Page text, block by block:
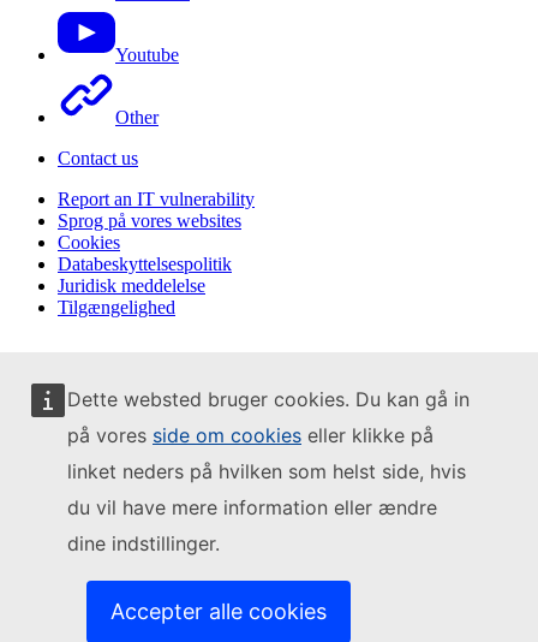
Dette websted bruger cookies. Du kan gå in
på vores side om cookies eller klikke på
linket neders på hvilken som helst side, hvis
du vil have mere information eller ændre
dine indstillinger.
Accepter alle cookies
Youtube
Other
Contact us
Report an IT vulnerability
Sprog på vores websites
Cookies
Databeskyttelsespolitik
Juridisk meddelelse
Tilgængelighed